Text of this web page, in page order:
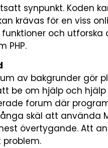
synpunkt. Koden
krävas för en viss
och utforska
PHP.
av bakgrunder gör
be om hjälp och
forum där
skäl att använda
övertygande. Att